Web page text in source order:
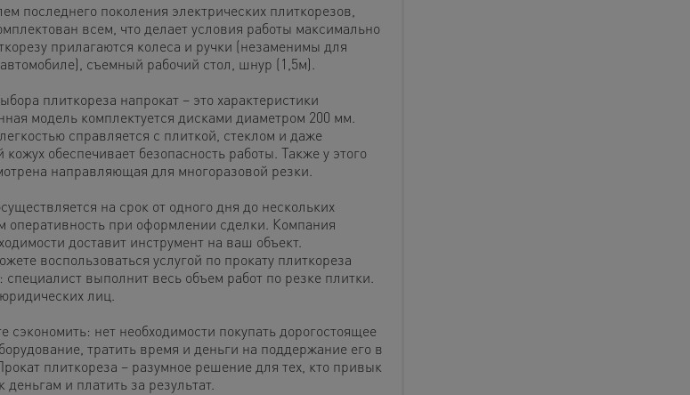
последнего поколения электрических плиткорезов,
всем, что делает условия работы максимально
прилагаются колеса и ручки (незаменимы для
съемный рабочий стол, шнур (1,5м).
плиткореза напрокат – это характеристики
модель комплектуется дисками диаметром 200 мм.
справляется с плиткой, стеклом и даже
обеспечивает безопасность работы. Также у этого
направляющая для многоразовой резки.
на срок от одного дня до нескольких
оперативность при оформлении сделки. Компания
доставит инструмент на ваш объект.
воспользоваться услугой по прокату плиткореза
специалист выполнит весь объем работ по резке плитки.
лиц.
сэкономить: нет необходимости покупать дорогостоящее
тратить время и деньги на поддержание его в
плиткореза – разумное решение для тех, кто привык
деньгам и платить за результат.